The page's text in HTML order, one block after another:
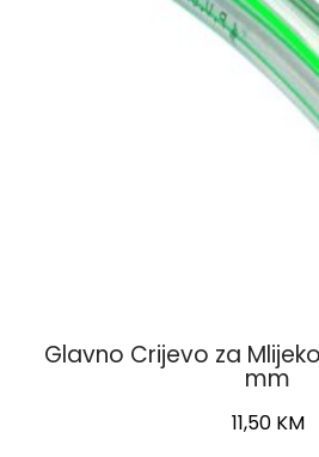
Glavno Crijevo za
mm
11,50 KM